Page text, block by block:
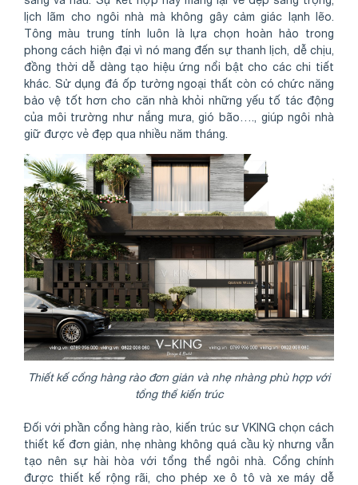
lịch lãm cho ngôi nhà mà không gây cảm giác lạnh lẽo.
Tông màu trung tính luôn là lựa chọn hoàn hảo trong
phong cách hiện đại vì nó mang đến sự thanh lịch, dễ chịu,
đồng thời dễ dàng tạo hiệu ứng nổi bật cho các chi tiết
khác. Sử dụng đá ốp tường ngoại thất còn có chức năng
bảo vệ tốt hơn cho căn nhà khỏi những yếu tố tác động
của môi trường như nắng mưa, gió bão…., giúp ngôi nhà
giữ được vẻ đẹp qua nhiều năm tháng.
Thiết kế cổng hàng rào đơn giản và nhẹ nhàng phù hợp với
tổng thể kiến trúc
Đối với phần cổng hàng rào, kiến trúc sư VKING chọn cách
thiết kế đơn giản, nhẹ nhàng không quá cầu kỳ nhưng vẫn
tạo nên sự hài hòa với tổng thể ngôi nhà. Cổng chính
được thiết kế rộng rãi, cho phép xe ô tô và xe máy dễ